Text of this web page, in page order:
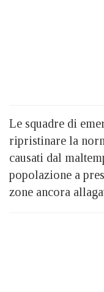
Le squadre di
ripristinare la
causati dal
popolazione a
zone ancora